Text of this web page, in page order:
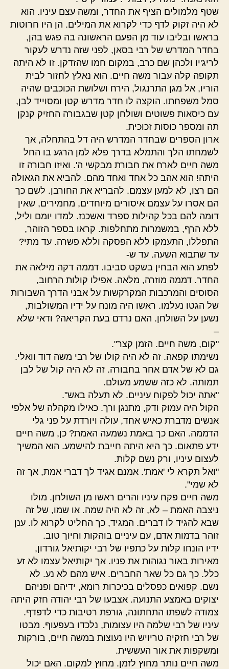
שטף מלמולים הציף את החדר, ומשה עצם עיניו. הוא
לא היה זקוק לדף כדי לקרוא את המילים. הן היו חרוטות
בראשו ובליבו עוד מן הפעם הראשונה בה פגש בהן,
בחדר המדרש של רבי בסאן, לפני שזה נדרש לעקור
לריג'יו ולכהן שם כרב, במקום חמו שהזדקן. זו לא היתה
תקופה קלה עבור משה חיים. הוא נאלץ לחזור לבית
הוריו, אל מגן התרנגול, הירח ושלושת הכוכבים שהיה
סמל משפחתו. הוקצה לו חדר מדרש קטן ומסוייד לבן,
עם כיסאות פשוטים ושולחן קטן שבגבורה החזיק קנקן
תה ומספר כוסות זכוכית.
ארון הספרים שבחדר המדרש היה דל בהתחלה, אך
לשמחתו הלך והתמלא בדרך פלא למן הרגע בו החל
משה חיים לארח את חבורת מבקשי ה'. ואיזו חבורה זו
היתה! הוא אהב כל אחד ואחד מהם. להביא את הגאולה
הם רצו, לא למען עצמם. להבריא את החורבן. לשם כך
הם אסרו על עצמם איסורים מיוחדים, מחמירים, שאין
דומה להם בכל קהילות ספרד ואשכנז. למדו יומם וליל,
ללא הרף, במשמרות מתחלפות. קראו בספר הזוהר,
התפללו, התעמקו ללא הפסקה וללא פשרה. עד מתי?
עד שתבוא השעה. עד ש-
לפתע הוא הבחין בשקט סביבו. דממה דקה מילאה את
החדר. דממה מוזרה, מלאה. אפילו קולות הרחוב,
הסוסים והמרכבות המקרקשות על אבני הדרך השבורות
של הגטו נעלמו. ראשו היה מונח על ידיו המשולבות,
נשען על השולחן. האם נרדם בעת הקריאה? ודאי שלא
–
"קום, משה חיים. הזמן קצר".
נשימתו קפאה. זה לא היה קולו של רבי משה דוד וואלי.
גם לא של אדם אחר בחבורה. זה לא היה קול של לבן
תמותה. לא כזה ששמע מעולם.
"אתה יכול לפקוח עיניים. לא תעלה באש".
הקול היה עמוק ודק, מתנגן ורך. כאילו מקהלה של אלפי
אנשים מדברת כאיש אחד, עולה ויורדת על פני גלי
הדממה. האם כך באמת נשמעה האמת? כן, משה חיים
ידע פתאום. כך היא היתה חייבת להישמע. הוא המשיך
לעצום עיניו, ורק נשם קלות.
"ואל תקרא לי 'אמת'. אמנם אגיד לך דברי אמת, אך זה
לא שמי".
משה חיים פקח עיניו והרים ראשו מן השולחן. מולו
ניצבה האמת – לא, זה לא היה שמה. או שמו, של זה
שבא להגיד לו דברים. המגיד, כך החליט לקרוא לו. ענן
זוהר בדמות אדם, עם עיניים בוהקות וחיוך טוב.
ידיו הונחו קלות על כתפיו של רבי יקותיאל גורדון,
מאירות באור נגוהות את פניו. אך יקותיאל עצמו לא זע
כלל. כך גם כל שאר החברים. איש מהם לא נע. לא
נשם. קפואים כפסלים בכיכרות רומא, ידיהם ופניהם
יצוקים באמצע התנועה. אצבעו של רבי יהודה חזק היתה
צמודה לשפתו התחתונה, גורפת רטיבות כדי לדפדף.
עיניו של רבי שלמה היו עצומות, נלכדו בעפעוף. מבטו
של רבי חזקיה טריויש היו נעוצות במשה חיים, בורקות
ומשקפות את אור העששית.
משה חיים נותר מחוץ לזמן. מחוץ למקום. האם יכול